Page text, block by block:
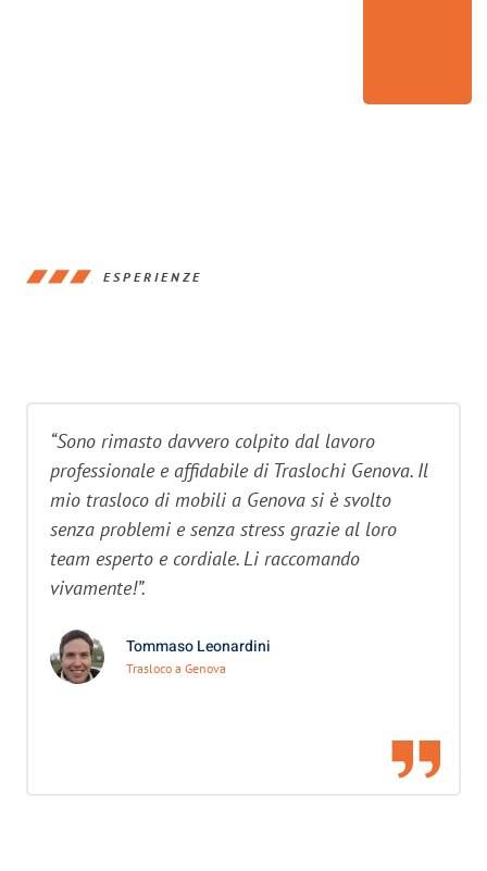
ESPERIENZE
“Sono rimasto davvero colpito dal lavoro
professionale e affidabile di Traslochi Genova. Il
mio trasloco di mobili a Genova si è svolto
senza problemi e senza stress grazie al loro
team esperto e cordiale. Li raccomando
vivamente!”.
Tommaso Leonardini
Trasloco a Genova